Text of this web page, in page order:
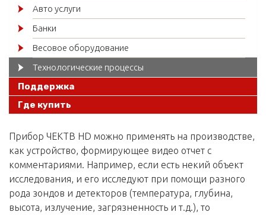
Авто услуги
Банки
Весовое оборудование
Технологические процессы
Поддержка
Где купить
Прибор ЧЕКТВ HD можно применять на производстве,
как устройство, формирующее видео отчет с
комментариями. Например, если есть некий объект
исследования, и его исследуют при помощи разного
рода зондов и детекторов (температура, глубина,
высота, излучение, загрязненность и т.д.), то